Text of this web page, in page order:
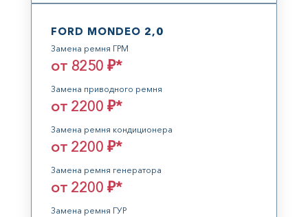
FORD MONDEO 2,0
Замена ремня ГРМ
от 8250 ₽*
Замена приводного ремня
от 2200 ₽*
Замена ремня кондиционера
от 2200 ₽*
Замена ремня генератора
от 2200 ₽*
Замена ремня ГУР